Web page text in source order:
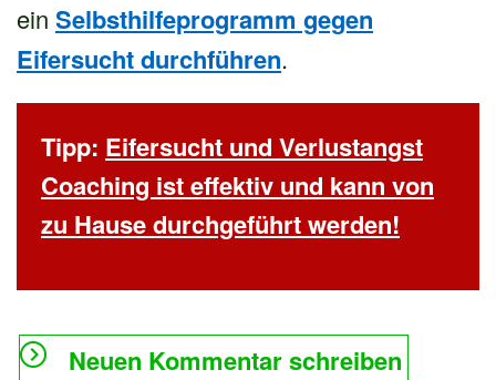
ein Selbsthilfeprogramm gegen
Eifersucht durchführen.
Tipp: Eifersucht und Verlustangst
Coaching ist effektiv und kann von
zu Hause durchgeführt werden!
Neuen Kommentar schreiben